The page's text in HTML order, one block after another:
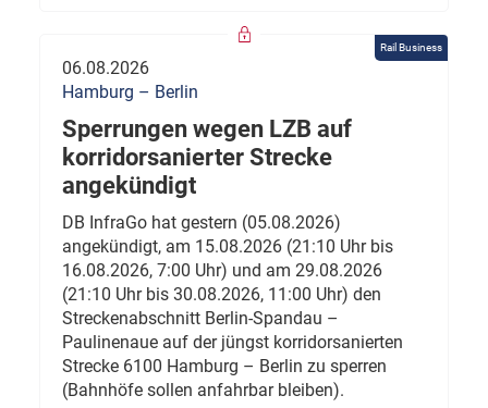
Rail Business
06.08.2026
Hamburg – Berlin
Sperrungen wegen LZB auf
korridorsanierter Strecke
angekündigt
DB InfraGo hat gestern (05.08.2026)
angekündigt, am 15.08.2026 (21:10 Uhr bis
16.08.2026, 7:00 Uhr) und am 29.08.2026
(21:10 Uhr bis 30.08.2026, 11:00 Uhr) den
Streckenabschnitt Berlin-Spandau –
Paulinenaue auf der jüngst korridorsanierten
Strecke 6100 Hamburg – Berlin zu sperren
(Bahnhöfe sollen anfahrbar bleiben).